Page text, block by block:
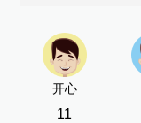
开心
11